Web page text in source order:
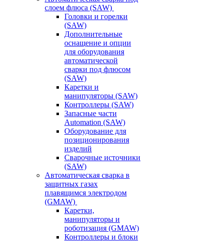
слоем флюса (SAW)
Головки и горелки
(SAW)
Дополнительные
оснащение и опции
для оборудования
автоматической
сварки под флюсом
(SAW)
Каретки и
манипуляторы (SAW)
Контроллеры (SAW)
Запасные части
Automation (SAW)
Оборудование для
позиционирования
изделий
Сварочные источники
(SAW)
Автоматическая сварка в
защитных газах
плавящимся электродом
(GMAW)
Каретки,
манипуляторы и
роботизация (GMAW)
Контроллеры и блоки